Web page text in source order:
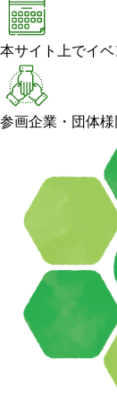
本サイト上でイ
参画企業・団体